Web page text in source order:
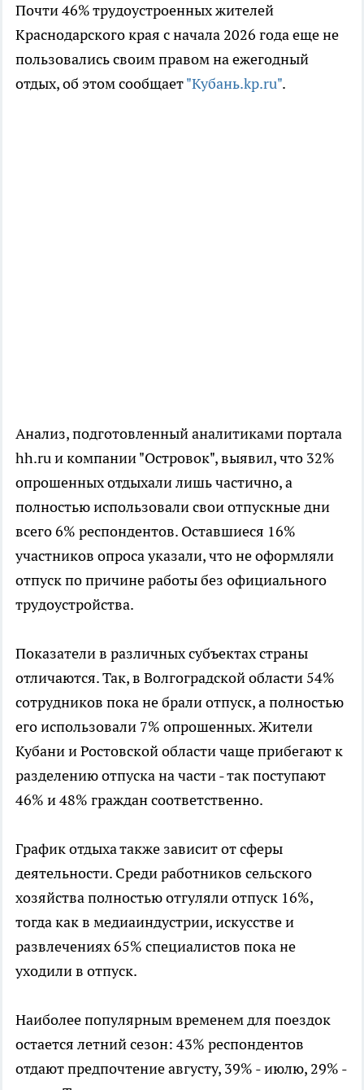
Почти 46% трудоустроенных жителей
Краснодарского края с начала 2026 года еще не
пользовались своим правом на ежегодный
отдых, об этом сообщает"Кубань.kp.ru".
Анализ, подготовленный аналитиками портала
hh.ru и компании "Островок", выявил, что 32%
опрошенных отдыхали лишь частично, а
полностью использовали свои отпускные дни
всего 6% респондентов. Оставшиеся 16%
участников опроса указали, что не оформляли
отпуск по причине работы без официального
трудоустройства.
Показатели в различных субъектах страны
отличаются. Так, в Волгоградской области 54%
сотрудников пока не брали отпуск, а полностью
его использовали 7% опрошенных. Жители
Кубани и Ростовской области чаще прибегают к
разделению отпуска на части - так поступают
46% и 48% граждан соответственно.
График отдыха также зависит от сферы
деятельности. Среди работников сельского
хозяйства полностью отгуляли отпуск 16%,
тогда как в медиаиндустрии, искусстве и
развлечениях 65% специалистов пока не
уходили в отпуск.
Наиболее популярным временем для поездок
остается летний сезон: 43% респондентов
отдают предпочтение августу, 39% - июлю, 29% -